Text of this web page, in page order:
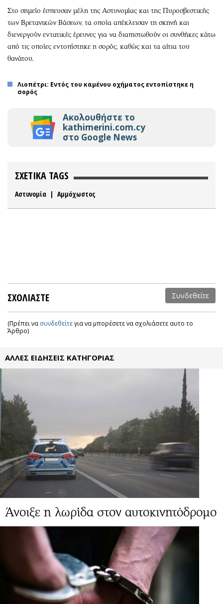
Στο σημείο έσπευσαν μέλη της Αστυνομίας και της Πυροσβεστικής
των Βρετανικών Βάσεων, τα οποία απέκλεισαν τη σκηνή και
διενεργούν εντατικές έρευνες για να διαπιστωθούν οι συνθήκες κάτω
από τις οποίες εντοπίστηκε η σορός, καθώς και τα αίτια του
θανάτου.
Λιοπέτρι: Εντός του καμένου οχήματος εντοπίστηκε η
σορός
Ακολουθήστε το
kathimerini.com.cy
στο Google News
ΣΧΕΤΙΚΑ TAGS
Αστυνομία | Αμμόχωστος
ΣΧΟΛΙΑΣΤΕ Συνδεθείτε
(Πρέπει να συνδεθείτεγια να μπορέσετε να σχολιάσετε αυτο το
Άρθρο)
ΑΛΛΕΣ ΕΙΔΗΣΕΙΣ ΚΑΤΗΓΟΡΙΑΣ
Άνοιξε η λωρίδα στον αυτοκινητόδρομο